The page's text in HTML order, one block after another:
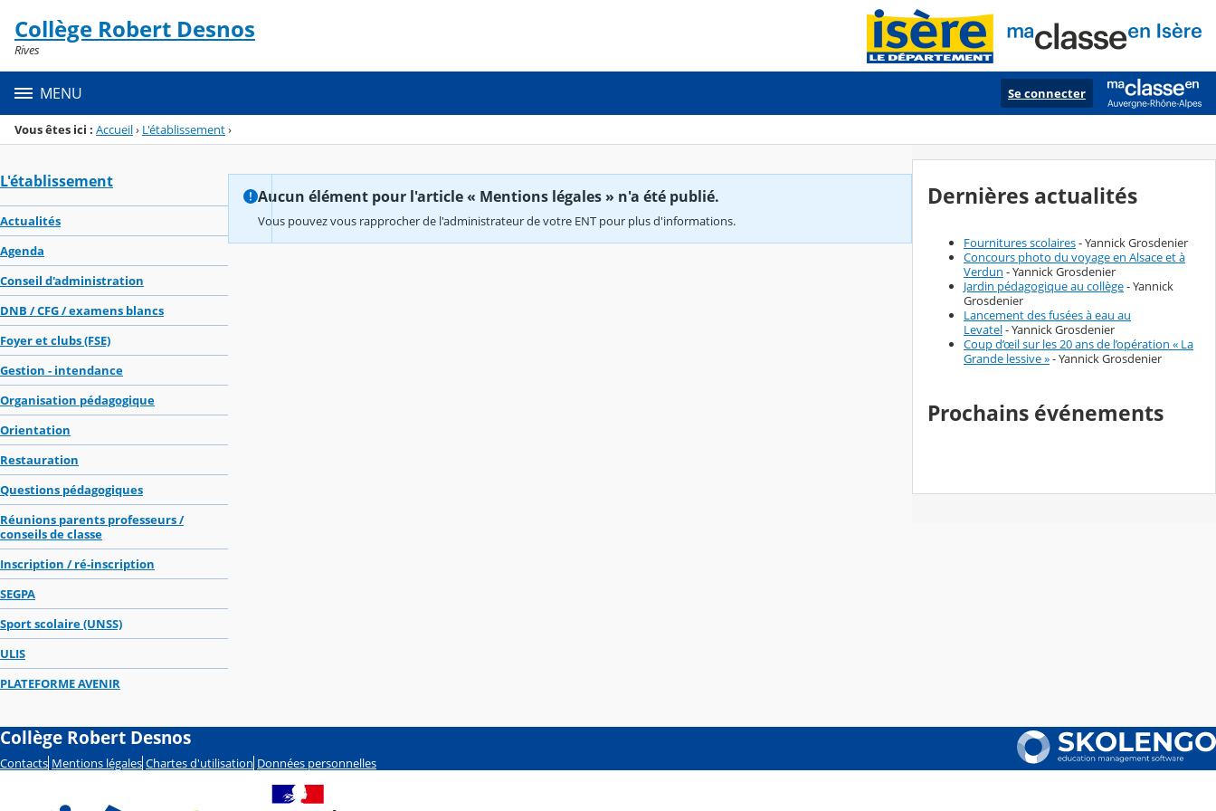
Menu de la rubrique
Contenu
Collège Robert Desnos
Rives
MENU Se connecter
Vous êtes ici : Accueil› L'établissement›
L'établissement
Actualités
Agenda
Conseil d'administration
DNB / CFG / examens blancs
Foyer et clubs (FSE)
Gestion - intendance
Organisation pédagogique
Orientation
Restauration
Questions pédagogiques
Réunions parents professeurs /
conseils de classe
Inscription / ré-inscription
SEGPA
Sport scolaire (UNSS)
ULIS
PLATEFORME AVENIR
Aucun élément pour l'article « Mentions légales » n'a été publié.
Vous pouvez vous rapprocher de l'administrateur de votre ENT pour plus d'informations.
Dernières actualités
Fournitures scolaires- Yannick Grosdenier
Concours photo du voyage en Alsace et à
Verdun - Yannick Grosdenier
Jardin pédagogique au collège- Yannick
Grosdenier
Lancement des fusées à eau au
Levatel- Yannick Grosdenier
Coup d’œil sur les 20 ans de l’opération « La
Grande lessive »- Yannick Grosdenier
Prochains événements
Collège Robert Desnos
Contacts Mentions légales Chartes d'utilisation Données personnelles